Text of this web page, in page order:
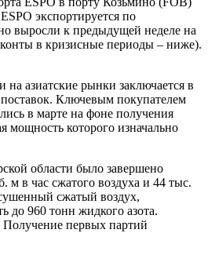
экспортируется по
выросли к предыдущей неделе на
в кризисные периоды – ниже).
азиатские рынки заключается в
поставок. Ключевым покупателем
в марте на фоне получения
которого изначально
области было завершено
м в час сжатого воздуха и 44 тыс.
сжатый воздух,
до 960 тонн жидкого азота.
Получение первых партий